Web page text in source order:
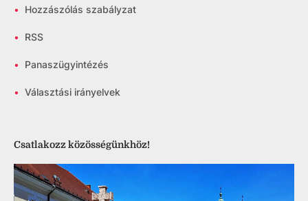
• Hozzászólás szabályzat
• RSS
• Panaszügyintézés
• Választási irányelvek
Csatlakozz közösségünkhöz!